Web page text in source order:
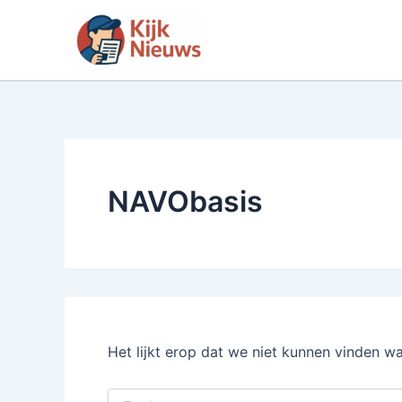
inhoud
NAVObasis
Het lijkt erop dat we niet kunnen vinden
Zoek